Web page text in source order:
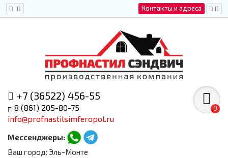
Контакты и адреса
+7 (36522) 456-55
8 (861) 205-80-75
info@profnastilsimferopol.ru
Мессенджеры:
0
Ваш город: Эль-Монте